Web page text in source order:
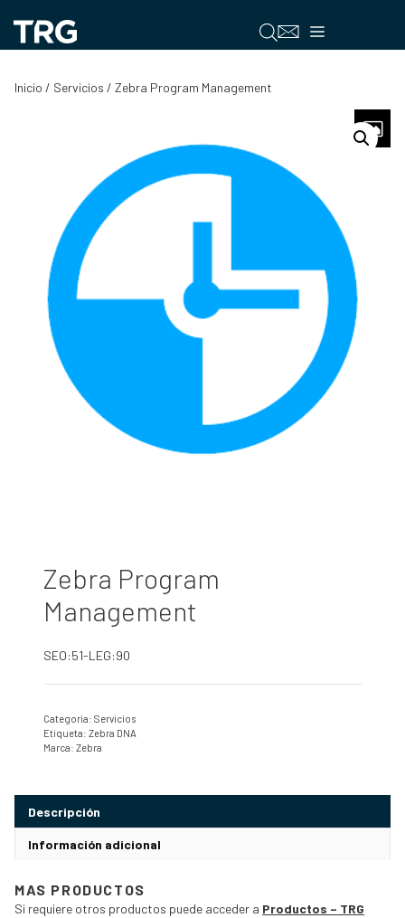
contenido
Menú
Inicio / Servicios / Zebra Program Management
Zebra Program
Management
SEO:51-LEG:90
Categoría: Servicios
Etiqueta: Zebra DNA
Marca: Zebra
Descripción
Información adicional
MAS PRODUCTOS
Si requiere otros productos puede acceder a Productos – TRG